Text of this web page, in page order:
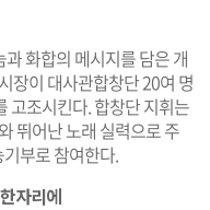
화합의 메시지를 담은 개
장이 대사관합창단 20여 명
고조시킨다. 합창단 지휘는
뛰어난 노래 실력으로 주
부로 참여한다.
자리에